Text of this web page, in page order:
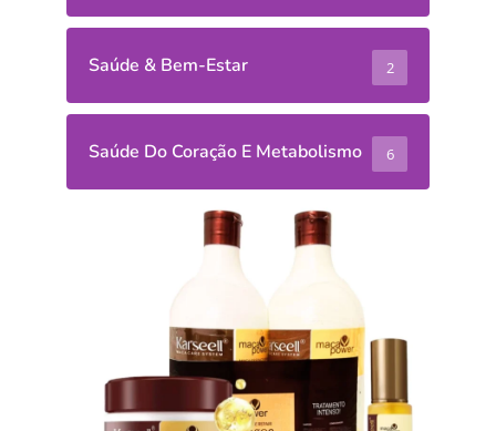
Saúde & Bem-Estar 2
Saúde Do Coração E Metabolismo 6